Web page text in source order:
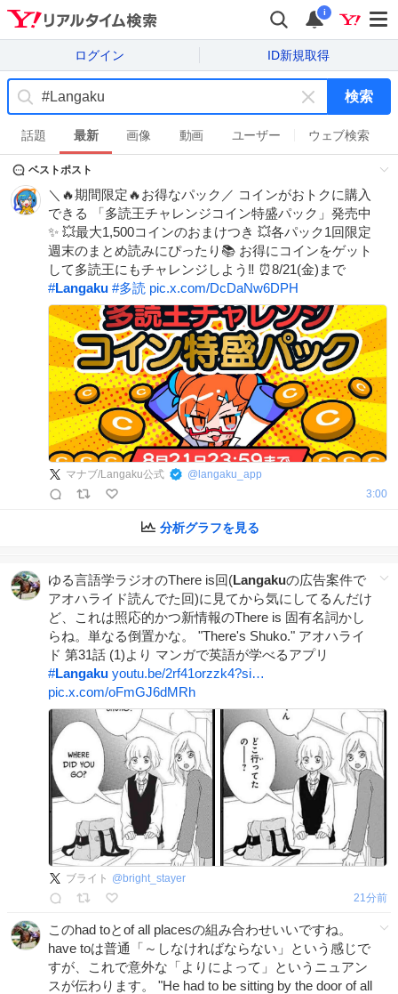
i
ログイン ID新規取得
キ
ー
ワ
ド
を
消
す
検索
話題 最新 画像 動画 ユーザー ウェブ検索
ベストポスト
＼🔥期間限定🔥お得なパック／ コインがおトクに購入
できる 「多読王チャレンジコイン特盛パック」発売中
✨ 💥最大1,500コインのおまけつき 💥各パック1回限定
週末のまとめ読みにぴったり📚 お得にコインをゲット
して多読王にもチャレンジしよう‼️ ⏰8/21(金)まで
#Langaku #多読 pic.x.com/DcDaNw6DPH
マナブ/Langaku公式 @ langaku_app
3:00
分析グラフを見る
ゆる言語学ラジオのThere is回(Langakuの広告案件で
アオハライド読んでた回)に見てから気にしてるんだけ
ど、これは照応的かつ新情報のThere is 固有名詞かし
らね。単なる倒置かな。 "There's Shuko." アオハライ
ド 第31話 (1)より マンガで英語が学べるアプリ
#Langaku youtu.be/2rf41orzzk4?si…
pic.x.com/oFmGJ6dMRh
ブライト @bright_stayer
21分前
このhad toとof all placesの組み合わせいいですね。
have toは普通「～しなければならない」という感じで
すが、これで意外な「よりによって」というニュアン
スが伝わります。 "He had to be sitting by the door of all